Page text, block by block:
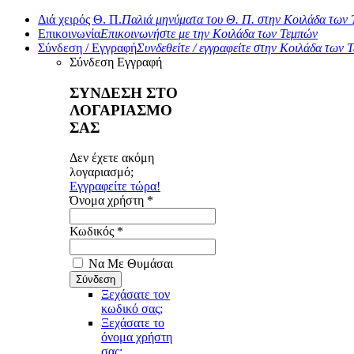
Διά χειρός Θ. Π.Παλιά μηνύματα του Θ. Π. στην Κοιλάδα των
ΕπικοινωνίαΕπικοινωνήστε με την Κοιλάδα των Τεμπών
Σύνδεση / ΕγγραφήΣυνδεθείτε / εγγραφείτε στην Κοιλάδα των
Σύνδεση Εγγραφή
ΣΥΝΔΕΣΗ ΣΤΟ
ΛΟΓΑΡΙΑΣΜΟ
ΣΑΣ
Δεν έχετε ακόμη
λογαριασμό;
Εγγραφείτε τώρα!
Όνομα χρήστη *
Κωδικός *
Να Με Θυμάσαι
Ξεχάσατε τον
κωδικό σας;
Ξεχάσατε το
όνομα χρήστη